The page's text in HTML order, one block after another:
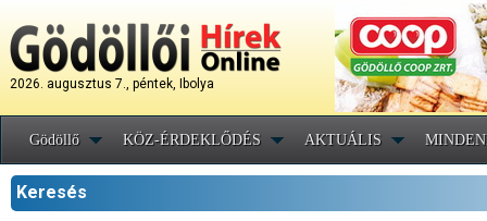
2026. augusztus 7., péntek, Ibolya
Gödöllő KÖZ-ÉRDEKLŐDÉS AKTUÁLIS
Keresés